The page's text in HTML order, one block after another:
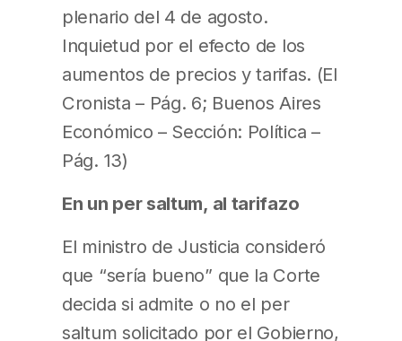
plenario del 4 de agosto.
Inquietud por el efecto de los
aumentos de precios y tarifas. (El
Cronista – Pág. 6; Buenos Aires
Económico – Sección: Política –
Pág. 13)
En un per saltum, al tarifazo
El ministro de Justicia consideró
que “sería bueno” que la Corte
decida si admite o no el per
saltum solicitado por el Gobierno,